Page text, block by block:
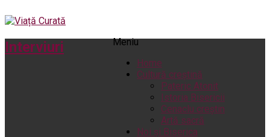
Meniu
Home
Cultură creștină
Pateric Atonit
Istoria Bisericii
Cenaclu creștin
Artă sacră
Noi și Biserica
Interviuri